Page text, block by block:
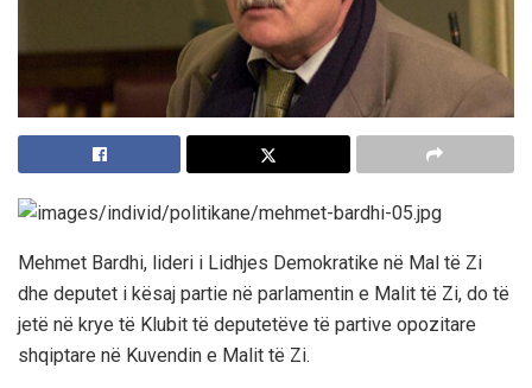
Mehmet Bardhi, lideri i Lidhjes Demokratike në Mal të Zi
dhe deputet i kësaj partie në parlamentin e Malit të Zi, do të
jetë në krye të Klubit të deputetëve të partive opozitare
shqiptare në Kuvendin e Malit të Zi.